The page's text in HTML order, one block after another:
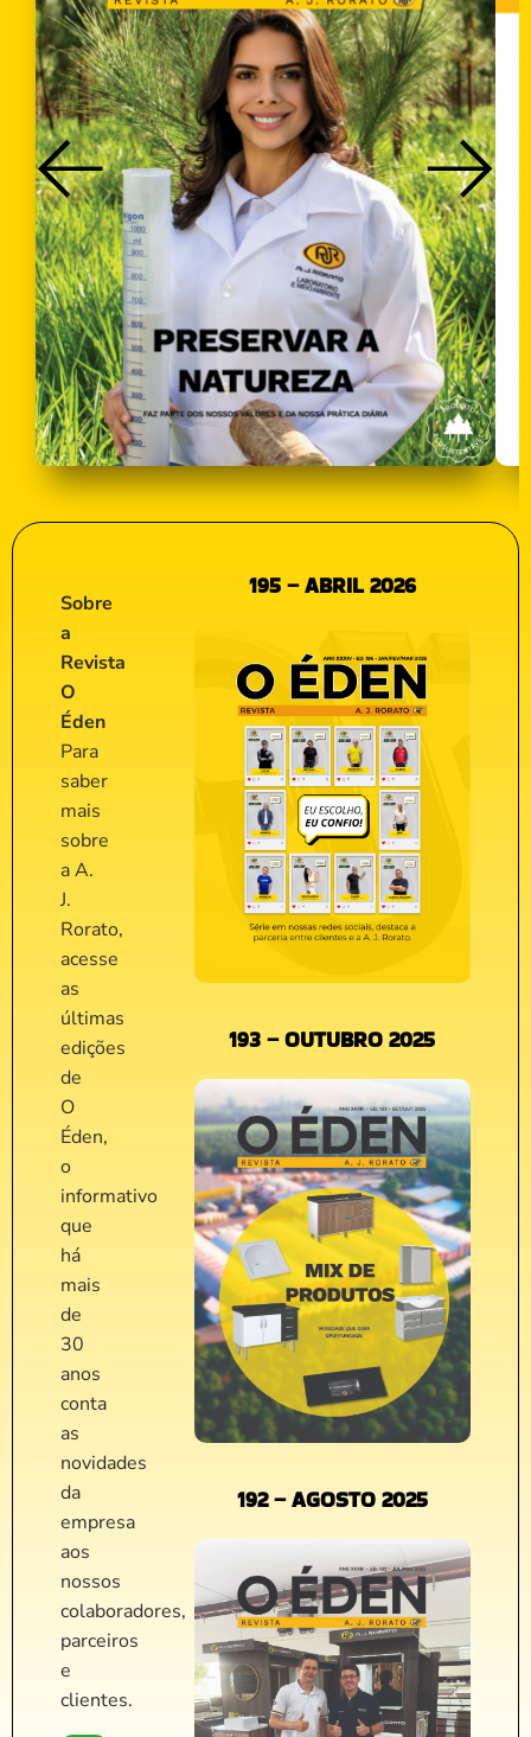
Sobre
a
Revista
O
Éden
Para
saber
mais
sobre
a A.
J.
Rorato,
acesse
as
últimas
edições
de
O
Éden,
o
informativo
que
há
mais
de
30
anos
conta
as
novidades
da
empresa
aos
nossos
colaboradores,
parceiros
e
clientes.
195 – ABRIL 2026
193 – OUTUBRO 2025
192 – AGOSTO 2025